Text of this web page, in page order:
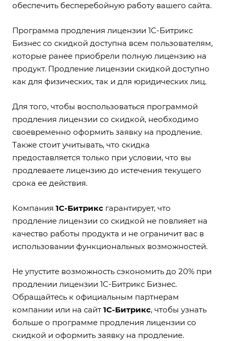
обеспечить бесперебойную работу вашего сайта.
Программа продления лицензии 1С-Битрикс
Бизнес со скидкой доступна всем пользователям,
которые ранее приобрели полную лицензию на
продукт. Продление лицензии скидкой доступно
как для физических, так и для юридических лиц.
Для того, чтобы воспользоваться программой
продления лицензии со скидкой, необходимо
своевременно оформить заявку на продление.
Также стоит учитывать, что скидка
предоставляется только при условии, что вы
продлеваете лицензию до истечения текущего
срока ее действия.
Компания 1С-Битрикс гарантирует, что
продление лицензии со скидкой не повлияет на
качество работы продукта и не ограничит вас в
использовании функциональных возможностей.
Не упустите возможность сэкономить до 20% при
продлении лицензии 1С-Битрикс Бизнес.
Обращайтесь к официальным партнерам
компании или на сайт 1С-Битрикс, чтобы узнать
больше о программе продления лицензии со
скидкой и оформить заявку на продление.